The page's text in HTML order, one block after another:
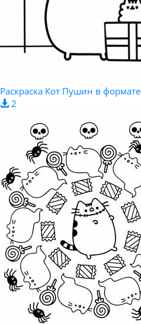
Раскраска Кот Пушин в формате
2